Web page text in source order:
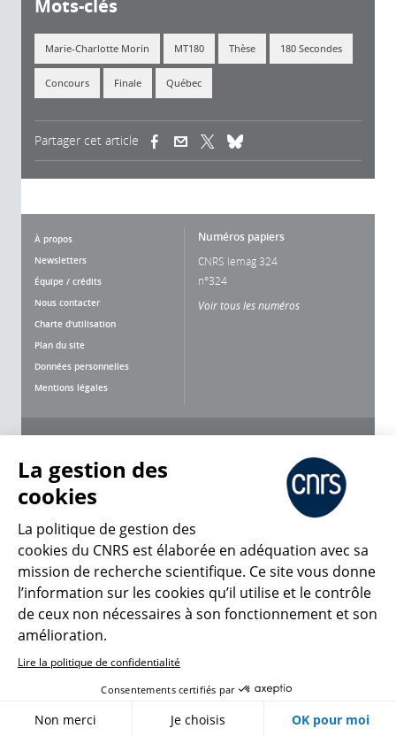
Mots-clés
Marie-Charlotte Morin MT180 Thèse 180 Secondes
Concours Finale Québec
Partager cet article (link is external)(link is external)
À propos
Newsletters
Équipe / crédits
Nous contacter
Charte d'utilisation
Plan du site
Données personnelles
Mentions légales
Numéros papiers
CNRS lemag 324
n°324
Voir tous les numéros
CNRS Le Mag
© 2026, CNRS
Créer un compte Se connecter
Gestion des cookies
La gestion des
cookies
La politique de gestion des
cookies du CNRS est élaborée en adéquation avec sa
mission de recherche scientifique. Ce site vous donne
l’information sur les cookies qu’il utilise et le contrôle
de ceux non nécessaires à son fonctionnement et son
amélioration.
Lire la politique de confidentialité
Consentements certifiés par
Non merci Je choisis OK pour moi